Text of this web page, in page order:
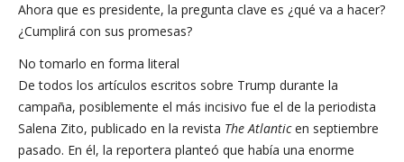
Ahora que es presidente, la pregunta clave es ¿qué va a hacer?
¿Cumplirá con sus promesas?
No tomarlo en forma literal
De todos los artículos escritos sobre Trump durante la
campaña, posiblemente el más incisivo fue el de la periodista
Salena Zito, publicado en la revista The Atlanticen septiembre
pasado. En él, la reportera planteó que había una enorme